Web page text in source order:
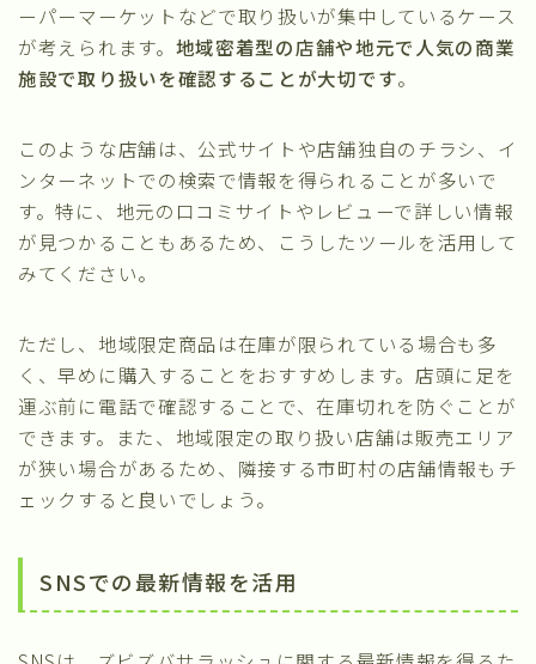
ーパーマーケットなどで取り扱いが集中しているケース
が考えられます。 地域密着型の店舗や地元で人気の商業
施設で取り扱いを確認することが大切です。
このような店舗は、公式サイトや店舗独自のチラシ、イ
ンターネットでの検索で情報を得られることが多いで
す。特に、地元の口コミサイトやレビューで詳しい情報
が見つかることもあるため、こうしたツールを活用して
みてください。
ただし、地域限定商品は在庫が限られている場合も多
く、早めに購入することをおすすめします。店頭に足を
運ぶ前に電話で確認することで、在庫切れを防ぐことが
できます。また、地域限定の取り扱い店舗は販売エリア
が狭い場合があるため、隣接する市町村の店舗情報もチ
ェックすると良いでしょう。
SNSでの最新情報を活用